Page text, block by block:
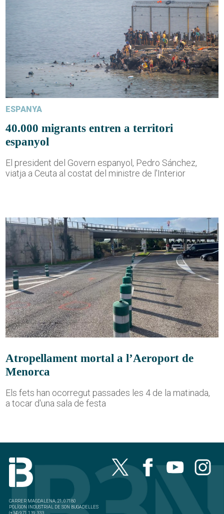
ESPANYA
40.000 migrants entren a territori
espanyol
El president del Govern espanyol, Pedro Sánchez,
viatja a Ceuta al costat del ministre de l'Interior
Atropellament mortal a l’Aeroport de
Menorca
Els fets han ocorregut passades les 4 de la matinada,
a tocar d'una sala de festa
CARRER MAGDALENA, 21, 07180
POLÍGON INDUSTRIAL DE SON BUGADELLES